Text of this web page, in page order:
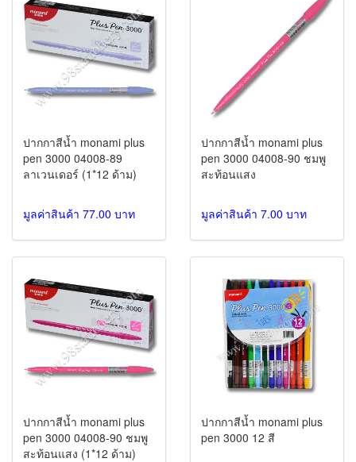
ปากกาสีน้ำ monami plus
pen 3000 04008-89
ลาเวนเดอร์ (1*12 ด้าม)
มูลค่าสินค้า 77.00 บาท
ปากกาสีน้ำ monami plus
pen 3000 04008-90 ชมพู
สะท้อนแสง
มูลค่าสินค้า 7.00 บาท
ปากกาสีน้ำ monami plus
pen 3000 04008-90 ชมพู
สะท้อนแสง (1*12 ด้าม)
ปากกาสีน้ำ monami plus
pen 3000 12 สี